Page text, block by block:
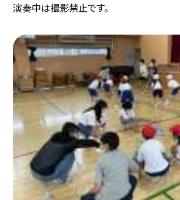
演奏中は撮影禁止です。